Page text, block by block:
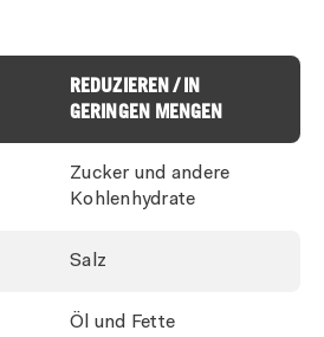
REDUZIEREN / IN
GERINGEN MENGEN
Zucker und andere
Kohlenhydrate
Salz
Öl und Fette